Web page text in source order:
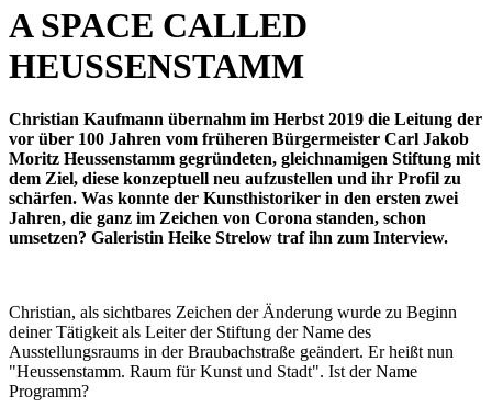
A SPACE CALLED
HEUSSENSTAMM
Christian Kaufmann übernahm im Herbst 2019 die Leitung der
vor über 100 Jahren vom früheren Bürgermeister Carl Jakob
Moritz Heussenstamm gegründeten, gleichnamigen Stiftung mit
dem Ziel, diese konzeptuell neu aufzustellen und ihr Profil zu
schärfen. Was konnte der Kunsthistoriker in den ersten zwei
Jahren, die ganz im Zeichen von Corona standen, schon
umsetzen? Galeristin Heike Strelow traf ihn zum Interview.
Christian, als sichtbares Zeichen der Änderung wurde zu Beginn
deiner Tätigkeit als Leiter der Stiftung der Name des
Ausstellungsraums in der Braubachstraße geändert. Er heißt nun
"Heussenstamm. Raum für Kunst und Stadt". Ist der Name
Programm?